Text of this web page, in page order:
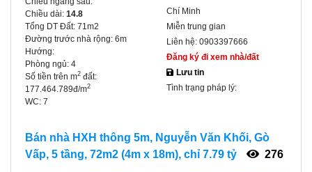
Chiều dài: 14.8
Tổng DT Đất: 71m2
Đường trước nhà rộng: 6m
Hướng:
Phòng ngủ: 4
Số tiền trên m2 đất:
177.464.789đ/m2
WC: 7
Chí Minh
Miễn trung gian
Liên hệ: 0903397666
Đăng ký đi xem nhà/đất
Lưu tin
Tình trạng pháp lý:
Bán nhà HXH thông 5m, Nguyễn Văn Khối, Gò
Vấp, 5 tầng, 72m2 (4m x 18m), chỉ 7.79 tỷ
276